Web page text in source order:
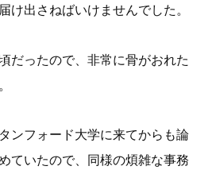
け出さねばいけませんでした。
だったので、非常に骨がおれた
ンフォード大学に来てからも論
ていたので、同様の煩雑な事務